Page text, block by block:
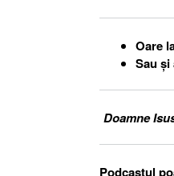
Oare
Sau
Doamne
Podcastul